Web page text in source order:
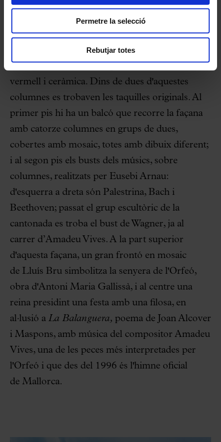
Permetre la selecció
Rebutjar totes
Càrcer i d'Amat) i va ser inaugurada el dia 8 de
setembre de 1909. La complexitat de la façana
angular a dos carrers estrets fa difícil la visió
completa del conjunt. Altres elements d'aquesta
vermell i ceràmica. Dins de dues d'aquestes
columnes es trobaven les taquilles originals. Al
primer pis hi ha un balcó que recorre la façana
amb catorze columnes en grups de dues,
cobertes amb mosaic, totes amb dibuix diferent;
i al segon pis els busts dels músics, sobre
columnes, realitzats per Eusebi Arnau:
d'esquerra a dreta són Palestrina, Bach i
Beethoven; passat el grup escultòric de la
cantonada es troba el bust de Wagner, ja al
carrer d’Amadeu Vives. A la part superior
d'aquesta façana, un gran frontó en mosaic
de Lluís Bru simbolitza la senyera de l'Orfeó,
obra d'Antoni Maria Gallissà, i al centre una
reina presidint una festa amb una filosa, en
al·lusió a La Balanguera, poema de Joan Alcover
i Maspons, amb música del compositor Amadeu
Vives, una de les peces més interpretades per
l'Orfeó i que des del 1996 és l'himne oficial
de Mallorca.